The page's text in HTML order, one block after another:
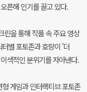
픈해 인기를 끌고 있다.
린을 통해 작품 속 주요 영상
별 포토존과 호랑이 '더
색적인 분위기를 자아낸다.
게임과 인터랙티브 포토존